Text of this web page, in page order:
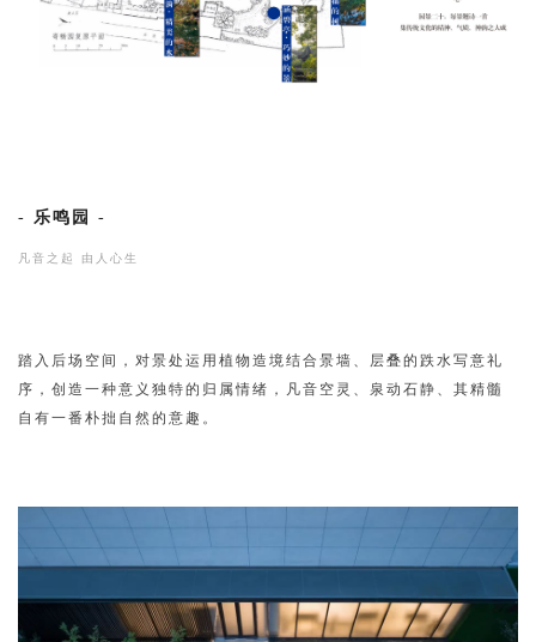
- 乐鸣园 -
凡音之起 由人心生
踏入后场空间，对景处运用植物造境结合景墙、层叠的跌水写意礼
序，创造一种意义独特的归属情绪，凡音空灵、泉动石静、其精髓
自有一番朴拙自然的意趣。